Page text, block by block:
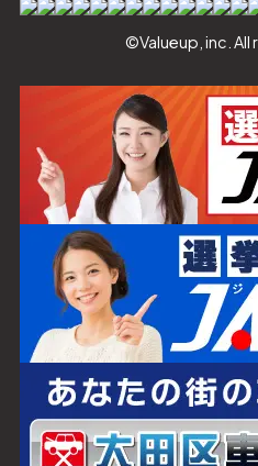
©Valueup, inc. All